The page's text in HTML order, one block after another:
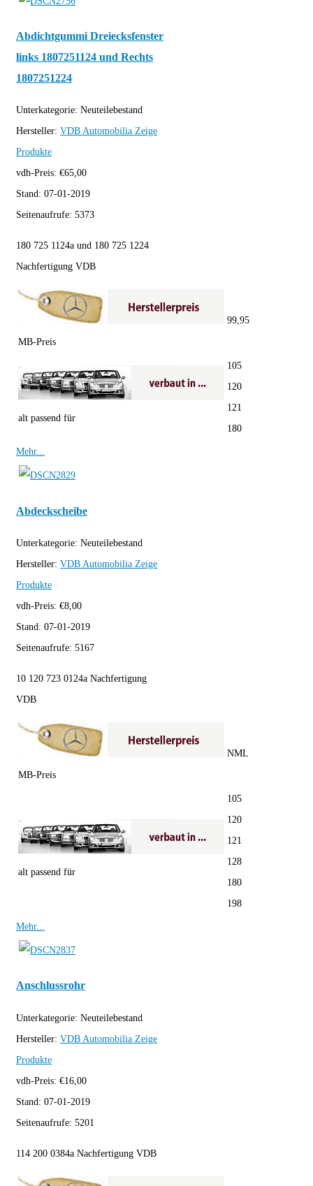
Abdichtgummi Dreiecksfenster
links 1807251124 und Rechts
1807251224
Unterkategorie: Neuteilebestand
Hersteller: VDB Automobilia Zeige
Produkte
vdh-Preis: €65,00
Stand: 07-01-2019
Seitenaufrufe: 5373
180 725 1124a und 180 725 1224
Nachfertigung VDB
MB-Preis
99,95
alt passend für
105
120
121
180
Mehr...
Abdeckscheibe
Unterkategorie: Neuteilebestand
Hersteller: VDB Automobilia Zeige
Produkte
vdh-Preis: €8,00
Stand: 07-01-2019
Seitenaufrufe: 5167
10 120 723 0124a Nachfertigung
VDB
MB-Preis
NML
alt passend für
105
120
121
128
180
198
Mehr...
Anschlussrohr
Unterkategorie: Neuteilebestand
Hersteller: VDB Automobilia Zeige
Produkte
vdh-Preis: €16,00
Stand: 07-01-2019
Seitenaufrufe: 5201
114 200 0384a Nachfertigung VDB